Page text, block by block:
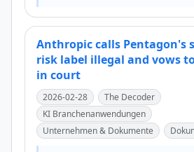
Anthropic calls Pentagon's
risk label illegal and vows
in court
2026-02-28
The Decoder
KI Branchenanwendungen
Unternehmen & Dokumente